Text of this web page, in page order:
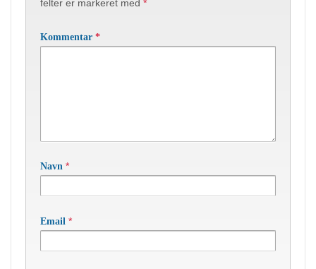
felter er markeret med *
Kommentar *
Navn *
Email *